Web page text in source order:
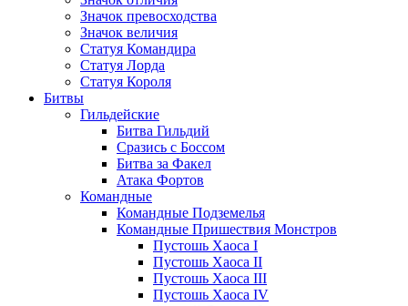
Значок превосходства
Значок величия
Статуя Командира
Статуя Лорда
Статуя Короля
Битвы
Гильдейские
Битва Гильдий
Сразись с Боссом
Битва за Факел
Атака Фортов
Командные
Командные Подземелья
Командные Пришествия Монстров
Пустошь Хаоса I
Пустошь Хаоса II
Пустошь Хаоса III
Пустошь Хаоса IV